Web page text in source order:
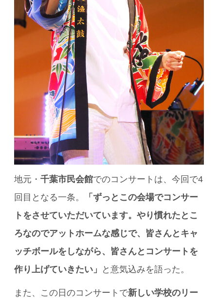
地元・千葉市民会館でのコンサートは、今回で4
回目となる一条。
「ずっとこの会場でコンサー
トをさせていただいています。やり慣れたとこ
ろなのでアットホームな感じで、皆さんとキャ
ッチボールをしながら、皆さんとコンサートを
作り上げていきたい」
と意気込みを語った。
また、この日のコンサートで新しい学校のリー